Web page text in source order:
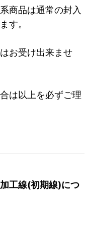
商品は通常の封入
す。
お受け出来ませ
は以上を必ずご理
工線(初期線)につ